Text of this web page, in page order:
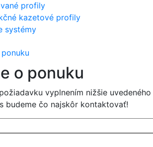
profily
kazetové profily
systémy
o ponuku
vyplnením nižšie uvedeného
budeme čo najskôr kontaktovať!